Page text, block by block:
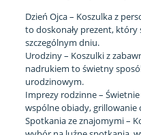
Dzień Ojca – Koszulka z
to doskonały prezent, który
szczególnym dniu.
Urodziny – Koszulki z
nadrukiem to świetny
urodzinowym.
Imprezy rodzinne –
wspólne obiady, grillowanie
Spotkania ze znajomymi –